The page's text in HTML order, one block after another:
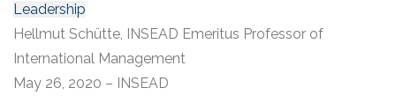
Leadership
Hellmut Schütte, INSEAD Emeritus Professor of
International Management
May 26, 2020 – INSEAD